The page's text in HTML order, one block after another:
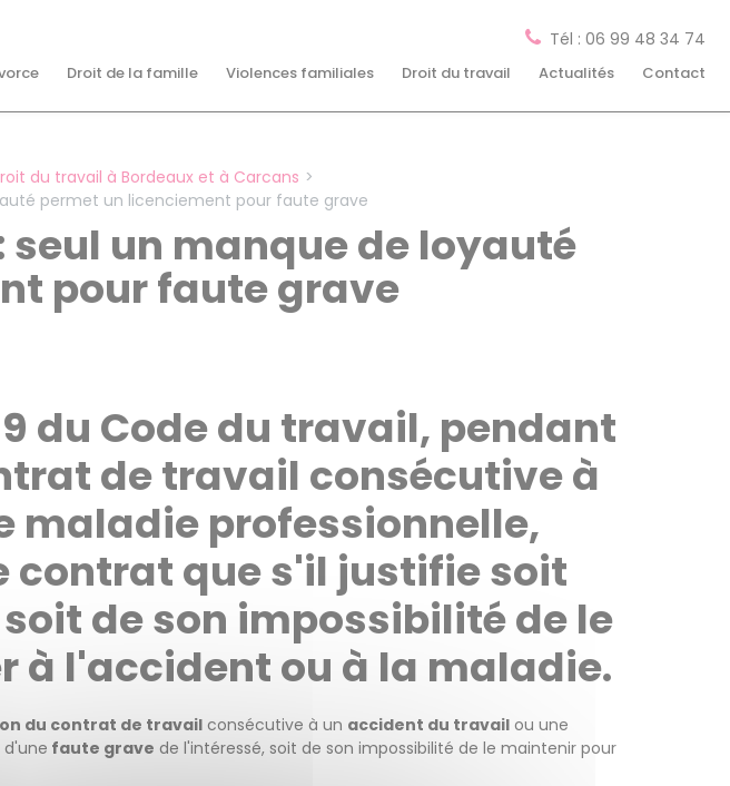
Tél : 06 99 48 34 74
Droit de la famille Violences familiales Droit du travail Actualités Contact
du travail à Bordeaux et à Carcans
permet un licenciement pour faute grave
un manque de loyauté
pour faute grave
du Code du travail, pendant
de travail consécutive à
maladie professionnelle,
contrat que s'il justifie soit
de son impossibilité de le
à l'accident ou à la maladie.
du contrat de travailconsécutive à un accident du travail ou une
d'une faute grave de l'intéressé, soit de son impossibilité de le maintenir pour